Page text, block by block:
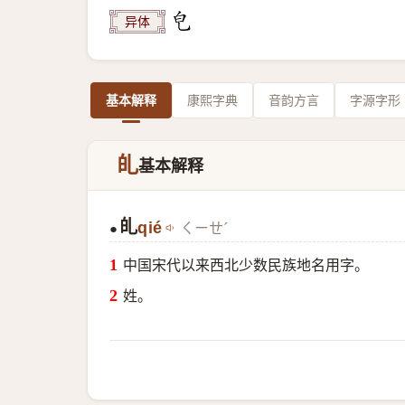
异体
基本解释 康熙字典 音韵方言 字源字形
癿基本解释
● 癿qié ㄑㄧㄝˊ
中国宋代以来西北少数民族地名用字。
姓。